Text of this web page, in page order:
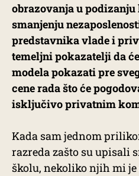
obrazovanja u
smanjenju
predstavnika vlade i
temeljni pokazatelji da će
modela pokazati pre
cene rada što će
isključivo privatnim
Kada sam jednom
razreda zašto su upisali
školu, nekoliko njih mi